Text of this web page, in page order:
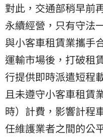
對此，交通部稍早前
永續經營，只有守法
與小客車租賃業攜手
運輸市場後，打破租
行提供即時派遣短程
且未遵守小客車租賃
時）計費，影響計程
任維護業者之間的公